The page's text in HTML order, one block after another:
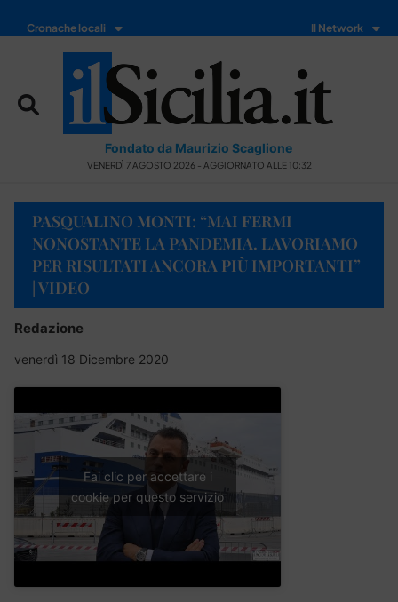
Cronache locali Il Network
Fondato da Maurizio Scaglione
VENERDÌ 7 AGOSTO 2026 - AGGIORNATO ALLE 10:32
PASQUALINO MONTI: “MAI FERMI
NONOSTANTE LA PANDEMIA. LAVORIAMO
PER RISULTATI ANCORA PIÙ IMPORTANTI”
| VIDEO
Redazione
venerdì 18 Dicembre 2020
Fai clic per accettare i
cookie per questo servizio